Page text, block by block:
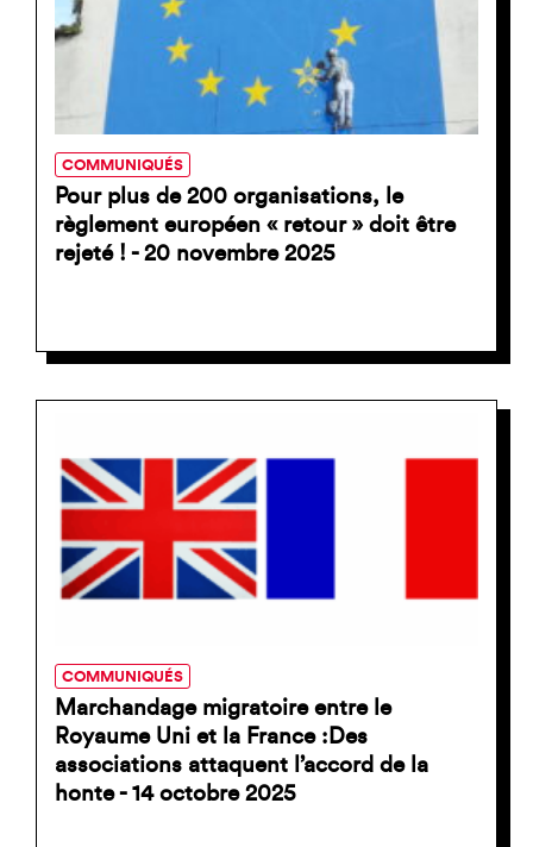
COMMUNIQUÉS
Pour plus de 200 organisations, le
règlement européen « retour » doit être
rejeté ! - 20 novembre 2025
COMMUNIQUÉS
Marchandage migratoire entre le
Royaume Uni et la France :Des
associations attaquent l’accord de la
honte - 14 octobre 2025